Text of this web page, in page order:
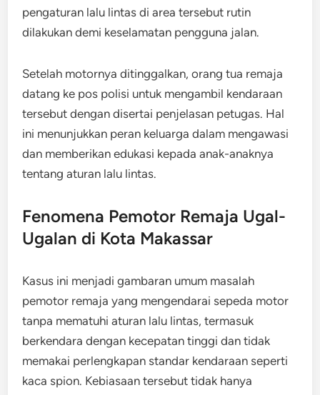
pengaturan lalu lintas di area tersebut rutin
dilakukan demi keselamatan pengguna jalan.
Setelah motornya ditinggalkan, orang tua remaja
datang ke pos polisi untuk mengambil kendaraan
tersebut dengan disertai penjelasan petugas. Hal
ini menunjukkan peran keluarga dalam mengawasi
dan memberikan edukasi kepada anak-anaknya
tentang aturan lalu lintas.
Fenomena Pemotor Remaja Ugal-
Ugalan di Kota Makassar
Kasus ini menjadi gambaran umum masalah
pemotor remaja yang mengendarai sepeda motor
tanpa mematuhi aturan lalu lintas, termasuk
berkendara dengan kecepatan tinggi dan tidak
memakai perlengkapan standar kendaraan seperti
kaca spion. Kebiasaan tersebut tidak hanya